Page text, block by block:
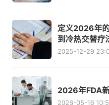
定义2026年
到冷热交替疗
2025-12-29
2026年FDA
2026-05-16